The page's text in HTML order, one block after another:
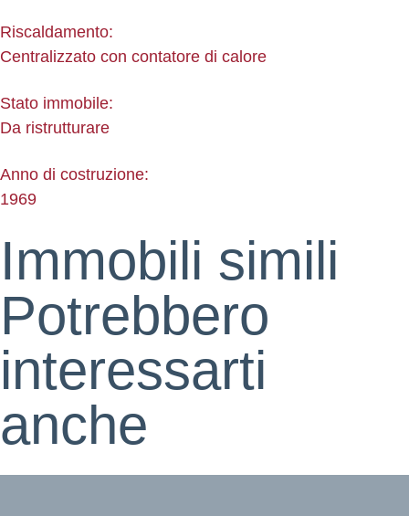
Riscaldamento:
Centralizzato con contatore di calore
Stato immobile:
Da ristrutturare
Anno di costruzione:
1969
Immobili simili
Potrebbero
interessarti
anche